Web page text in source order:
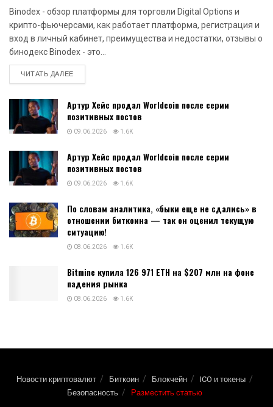
Binodex - обзор платформы для торговли Digital Options и
крипто-фьючерсами, как работает платформа, регистрация и
вход в личный кабинет, преимущества и недостатки, отзывы о
бинодекс Binodex - это...
ЧИТАТЬ ДАЛЕЕDETAILS
Артур Хейс продал Worldcoin после серии
позитивных постов
09.06.2026 1.6K
Артур Хейс продал Worldcoin после серии
позитивных постов
09.06.2026 1.6K
По словам аналитика, «быки еще не сдались» в
отношении биткоина — так он оценил текущую
ситуацию!
08.06.2026 1.6K
Bitmine купила 126 971 ETH на $207 млн на фоне
падения рынка
08.06.2026 1.6K
Новости криптовалют Биткоин Блокчейн
ICO и токены
Безопасность
Разместить статью